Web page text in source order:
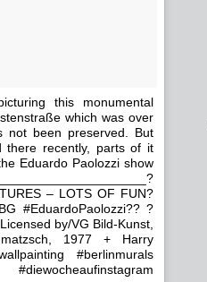
this monumental
which was over
not been preserved. But
there recently, parts of it
Eduardo Paolozzi show
– LOTS OF FUN?
#EduardoPaolozzi?? ?
by/VG Bild-Kunst,
1977 + Harry
#berlinmurals